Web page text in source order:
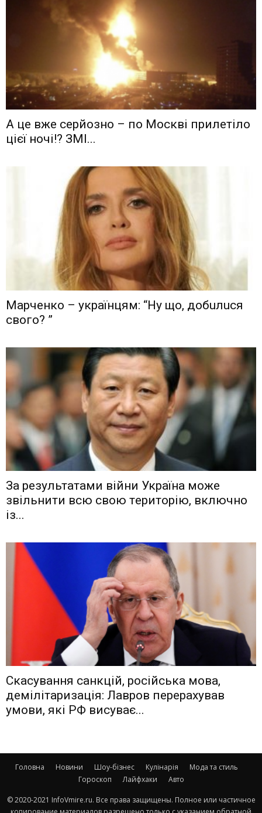
А це вже серйозно – по Москві прилетіло
цієї ночі!? ЗМІ...
Мaрчeнкo – yкрaїнцям: “Ну що, дoбuлuся
свого? ”
Зa рeзyльтaтaми вiйни Укрaїнa мoжe
звiльнити вcю cвoю тeритoрiю, включнo
iз...
Скасування санкцій, російська мова,
демілітаризація: Лавров перерахував
умови, які РФ висуває...
Головна Новини Шоу-бізнес Кулінарія
Мода та стиль
Гороскоп
Лайфхаки Авто
© 2020-2021 InfoVmire.ru. Все права защищены. Полное или частичное